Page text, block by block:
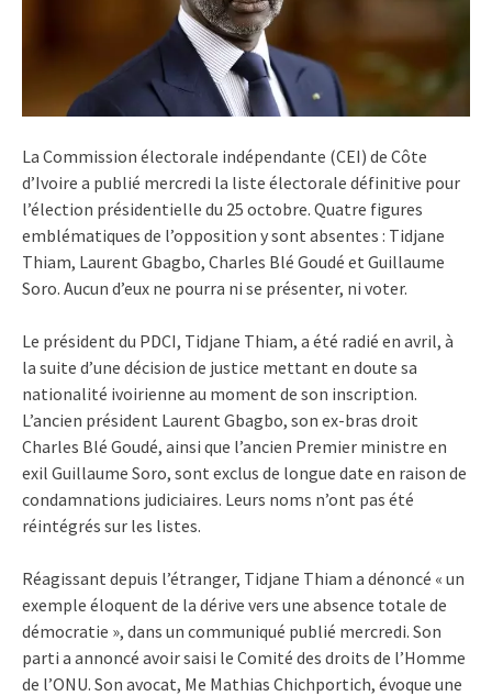
La Commission électorale indépendante (CEI) de Côte
d’Ivoire a publié mercredi la liste électorale définitive pour
l’élection présidentielle du 25 octobre. Quatre figures
emblématiques de l’opposition y sont absentes : Tidjane
Thiam, Laurent Gbagbo, Charles Blé Goudé et Guillaume
Soro. Aucun d’eux ne pourra ni se présenter, ni voter.
Le président du PDCI, Tidjane Thiam, a été radié en avril, à
la suite d’une décision de justice mettant en doute sa
nationalité ivoirienne au moment de son inscription.
L’ancien président Laurent Gbagbo, son ex-bras droit
Charles Blé Goudé, ainsi que l’ancien Premier ministre en
exil Guillaume Soro, sont exclus de longue date en raison de
condamnations judiciaires. Leurs noms n’ont pas été
réintégrés sur les listes.
Réagissant depuis l’étranger, Tidjane Thiam a dénoncé « un
exemple éloquent de la dérive vers une absence totale de
démocratie », dans un communiqué publié mercredi. Son
parti a annoncé avoir saisi le Comité des droits de l’Homme
de l’ONU. Son avocat, Me Mathias Chichportich, évoque une